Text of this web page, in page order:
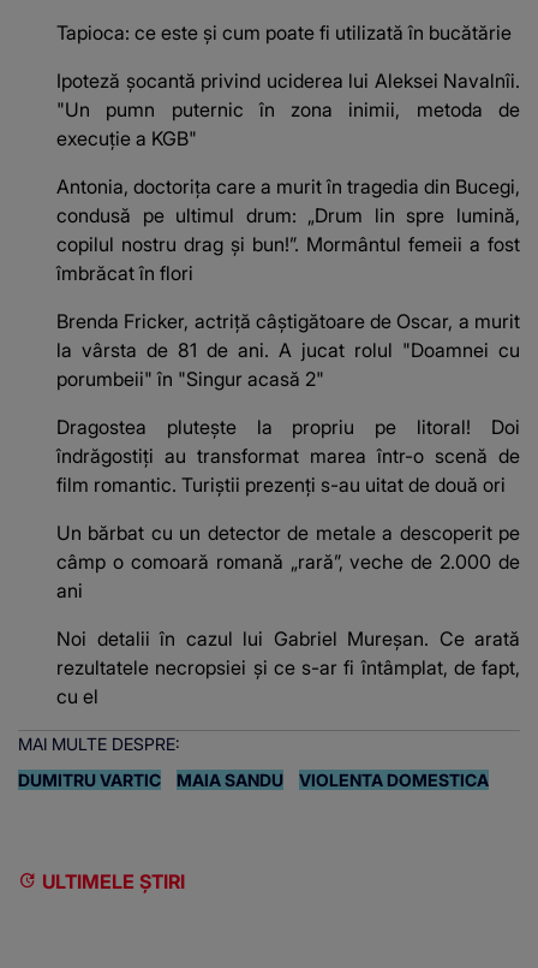
Tapioca: ce este și cum poate fi utilizată în bucătărie
Ipoteză șocantă privind uciderea lui Aleksei Navalnîi.
"Un pumn puternic în zona inimii, metoda de
execuție a KGB"
Antonia, doctorița care a murit în tragedia din Bucegi,
condusă pe ultimul drum: „Drum lin spre lumină,
copilul nostru drag și bun!”. Mormântul femeii a fost
îmbrăcat în flori
Brenda Fricker, actriță câștigătoare de Oscar, a murit
la vârsta de 81 de ani. A jucat rolul "Doamnei cu
porumbeii" în "Singur acasă 2"
Dragostea plutește la propriu pe litoral! Doi
îndrăgostiți au transformat marea într-o scenă de
film romantic. Turiștii prezenți s-au uitat de două ori
Un bărbat cu un detector de metale a descoperit pe
câmp o comoară romană „rară”, veche de 2.000 de
ani
Noi detalii în cazul lui Gabriel Mureșan. Ce arată
rezultatele necropsiei și ce s-ar fi întâmplat, de fapt,
cu el
MAI MULTE DESPRE:
DUMITRU VARTIC
MAIA SANDU VIOLENTA DOMESTICA
ULTIMELE ȘTIRI